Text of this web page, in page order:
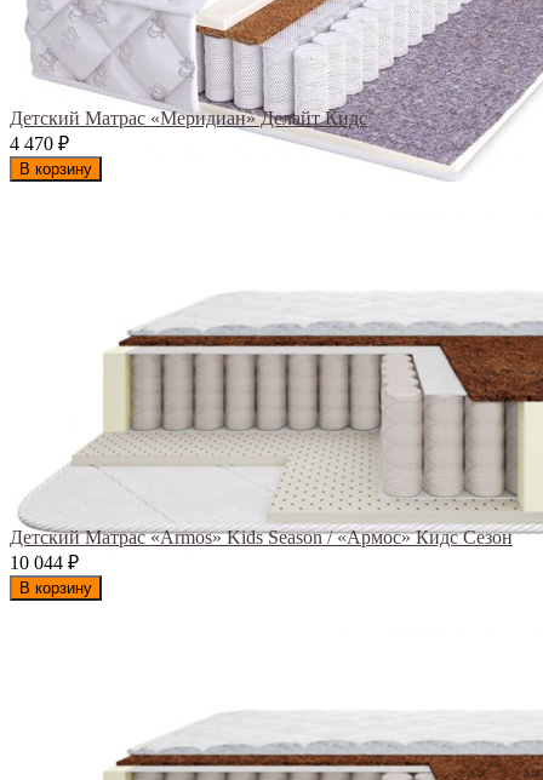
Детский Матрас «Меридиан» Делайт Кидс
4 470 ₽
В корзину
Детский Матрас «Armos» Kids Season / «Армос» Кидс Сезон
10 044 ₽
В корзину